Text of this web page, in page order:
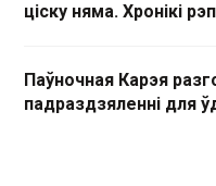
ціску няма. Хронікі
Паўночная Карэя
падраздзяленні для